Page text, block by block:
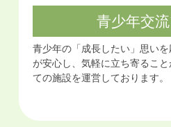
青少年交
青少年の「成長したい」思い
が安心し、気軽に立ち寄るこ
ての施設を運営しております。